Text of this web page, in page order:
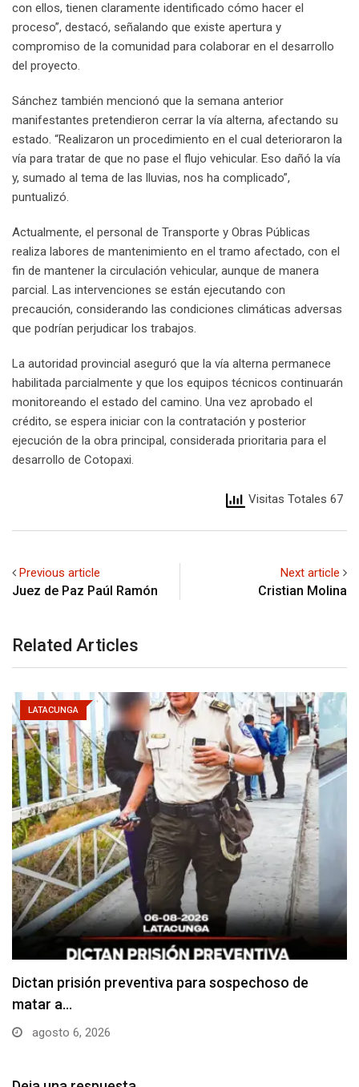
con ellos, tienen claramente identificado cómo hacer el
proceso”, destacó, señalando que existe apertura y
compromiso de la comunidad para colaborar en el desarrollo
del proyecto.
Sánchez también mencionó que la semana anterior
manifestantes pretendieron cerrar la vía alterna, afectando su
estado. “Realizaron un procedimiento en el cual deterioraron la
vía para tratar de que no pase el flujo vehicular. Eso dañó la vía
y, sumado al tema de las lluvias, nos ha complicado”,
puntualizó.
Actualmente, el personal de Transporte y Obras Públicas
realiza labores de mantenimiento en el tramo afectado, con el
fin de mantener la circulación vehicular, aunque de manera
parcial. Las intervenciones se están ejecutando con
precaución, considerando las condiciones climáticas adversas
que podrían perjudicar los trabajos.
La autoridad provincial aseguró que la vía alterna permanece
habilitada parcialmente y que los equipos técnicos continuarán
monitoreando el estado del camino. Una vez aprobado el
crédito, se espera iniciar con la contratación y posterior
ejecución de la obra principal, considerada prioritaria para el
desarrollo de Cotopaxi.
Visitas Totales 67
Previous article
Juez de Paz Paúl Ramón
Next article
Cristian Molina
Related Articles
LATACUNGA
Usuarios madrugan y hacen largas filas para
obtener…
agosto 6, 2026